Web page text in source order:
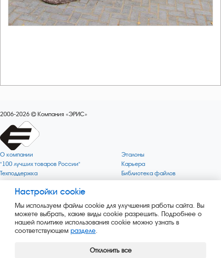
2006-2026 Компания «ЭРИС»
О компании
"100 лучших товаров России"
Техподдержка
Поверка по редким газам
Готовность СИ Онлайн
Пресс-релизы
Каталог сервисных услуг
Эталоны
Карьера
Библиотека файлов
Цели компании
Зелёная 1000
Key BLE Generator
Настройки cookie
Мы используем файлы cookie для улучшения работы сайта. Вы
можете выбрать, какие виды cookie разрешить. Подробнее о
нашей политике использования cookie можно узнать в
соответствующем разделе.
Отклонить все